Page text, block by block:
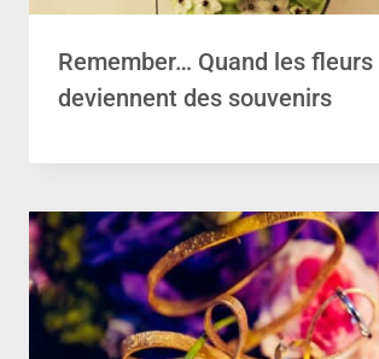
Remember… Quand les fleurs
deviennent des souvenirs